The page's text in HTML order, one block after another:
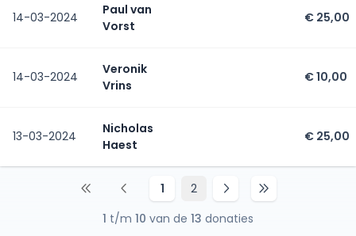
14-03-2024
Paul van
Vorst
€ 25,00
14-03-2024
Veronik
Vrins
€ 10,00
13-03-2024
Nicholas
Haest
€ 25,00
1
2
1 t/m 10 van de 13 donaties